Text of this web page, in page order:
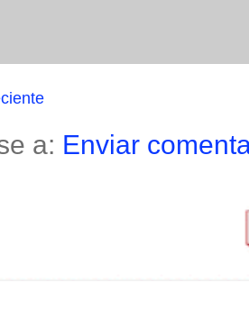
a: Enviar